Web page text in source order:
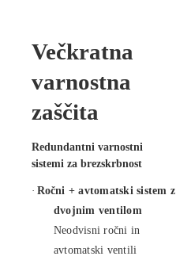
Večkratna
varnostna
zaščita
Redundantni varnostni
sistemi za brezskrbnost
· Ročni + avtomatski sistem z
dvojnim ventilom
Neodvisni ročni in
avtomatski ventili